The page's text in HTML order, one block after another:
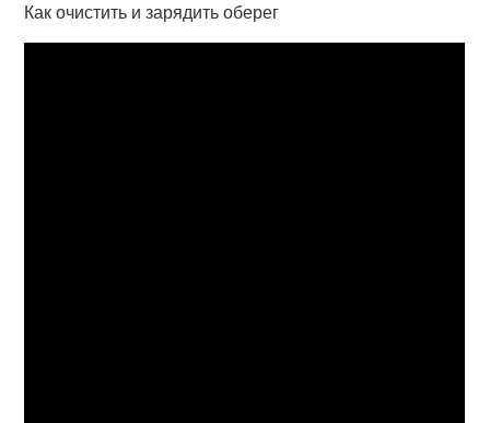
Как очистить и зарядить оберег